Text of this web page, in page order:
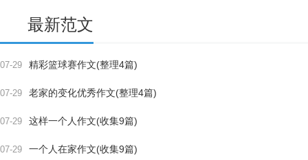
最新范文
07-29 精彩篮球赛作文(整理4篇)
07-29 老家的变化优秀作文(整理4篇)
07-29 这样一个人作文(收集9篇)
07-29 一个人在家作文(收集9篇)